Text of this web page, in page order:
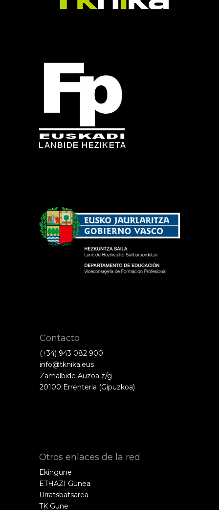
Contacto
(+34) 943 082 900
info@tknika.eus
Zamalbide Auzoa z/g
20100 Errenteria (Gipuzkoa)
Otros enlaces de la red
Ekingune
ETHAZI Gunea
Urratsbatsarea
TK Gune